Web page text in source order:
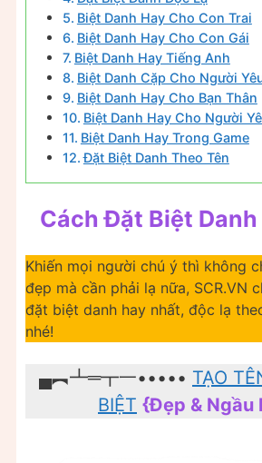
Biệt Danh Hay Cho Con Trai
Biệt Danh Hay Cho Con Gái
Biệt Danh Hay Tiếng Anh
Biệt Danh Cặp Cho Người
Biệt Danh Hay Cho Bạn Thân
Biệt Danh Hay Cho Người
Biệt Danh Hay Trong Game
Đặt Biệt Danh Theo Tên
Cách Đặt Biệt
Khiến mọi người chú ý thì không
đẹp mà cần phải lạ nữa, SCR.VN
đặt biệt danh hay nhất, độc lạ
nhé!
▄︻┻═┳一••••• TẠO
BIỆT {Đẹp & Ngầu